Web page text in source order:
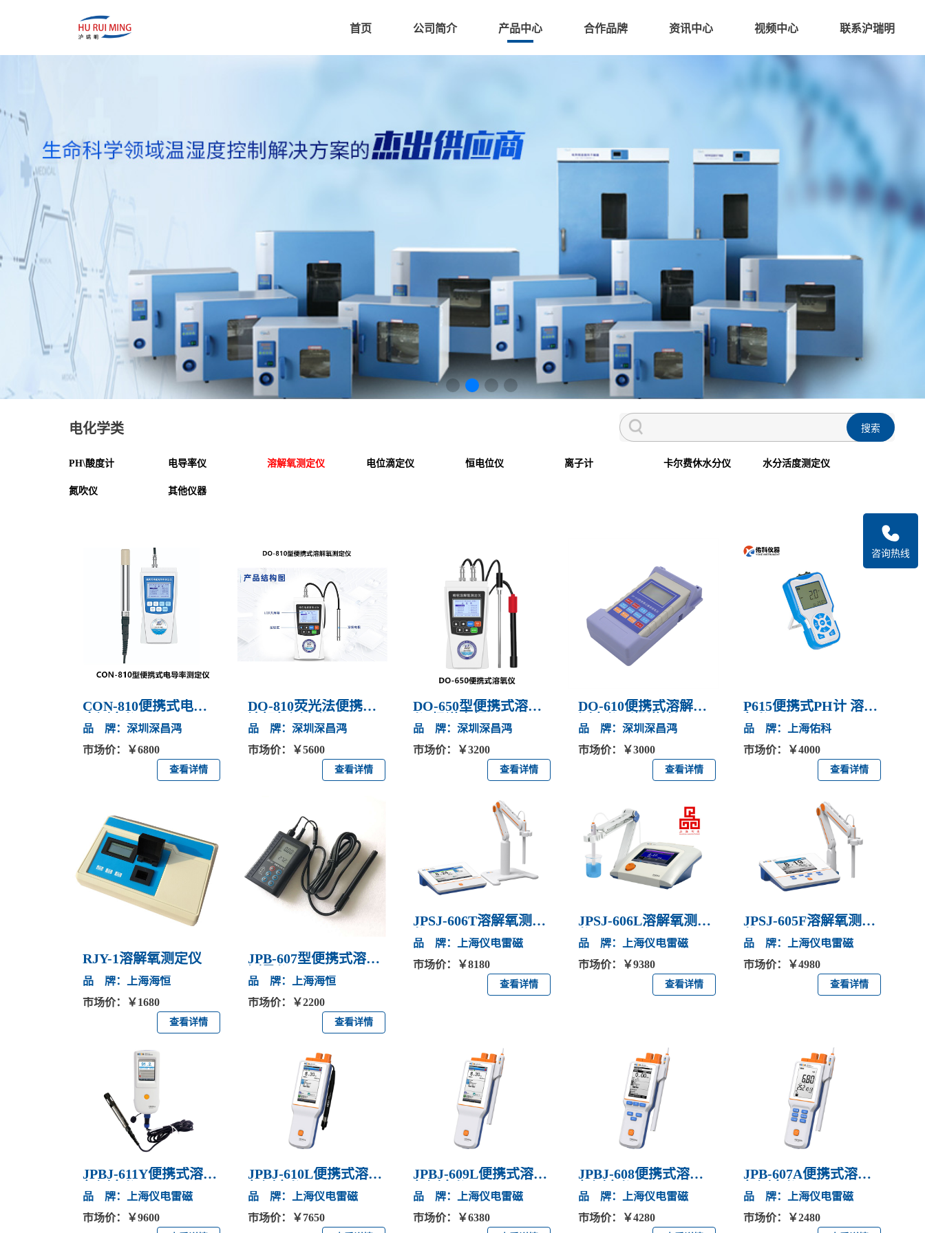
首页 公司简介 产品中心 合作品牌 资讯中心 视频中心 联系沪瑞明
电化学类
PH\酸度计 电导率仪 溶解氧测定仪 电位滴定仪 恒电位仪 离子计 卡尔费休水分仪 水分活度测定仪
氮吹仪 其他仪器
CON-810便携式电导
率测定仪
品 牌：深圳深昌鸿
市场价：￥6800
查看详情
DO-810荧光法便携式
溶解氧测定仪
品 牌：深圳深昌鸿
市场价：￥5600
查看详情
DO-650型便携式溶氧
仪(极谱电极)
品 牌：深圳深昌鸿
市场价：￥3200
查看详情
DO-610便携式溶解氧
测定仪（极谱法）
品 牌：深圳深昌鸿
市场价：￥3000
查看详情
P615便携式PH计 溶解
氧仪
品 牌：上海佑科
市场价：￥4000
查看详情
RJY-1溶解氧测定仪
品 牌：上海海恒
市场价：￥1680
查看详情
JPB-607型便携式溶氧
测量仪
品 牌：上海海恒
市场价：￥2200
查看详情
JPSJ-606T溶解氧测定
仪
品 牌：上海仪电雷磁
市场价：￥8180
查看详情
JPSJ-606L溶解氧测定
仪
品 牌：上海仪电雷磁
市场价：￥9380
查看详情
JPSJ-605F溶解氧测定
仪
品 牌：上海仪电雷磁
市场价：￥4980
查看详情
JPBJ-611Y便携式溶解
氧测定仪
品 牌：上海仪电雷磁
市场价：￥9600
JPBJ-610L便携式溶解
氧测定仪
品 牌：上海仪电雷磁
市场价：￥7650
JPBJ-609L便携式溶解
氧测定仪
品 牌：上海仪电雷磁
市场价：￥6380
JPBJ-608便携式溶解
氧测定仪
品 牌：上海仪电雷磁
市场价：￥4280
JPB-607A便携式溶解
氧测定仪
品 牌：上海仪电雷磁
市场价：￥2480
咨询热线